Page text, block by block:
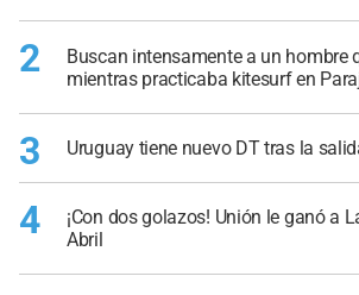
2
Buscan intensamente a un hombre
mientras practicaba kitesurf en
3 Uruguay tiene nuevo DT tras la
4
¡Con dos golazos! Unión le ganó a
Abril